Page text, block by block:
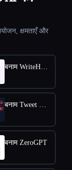
क्षमताएँ और
बनाम WriteHuman
बनाम Tweet Detective
बनाम ZeroGPT